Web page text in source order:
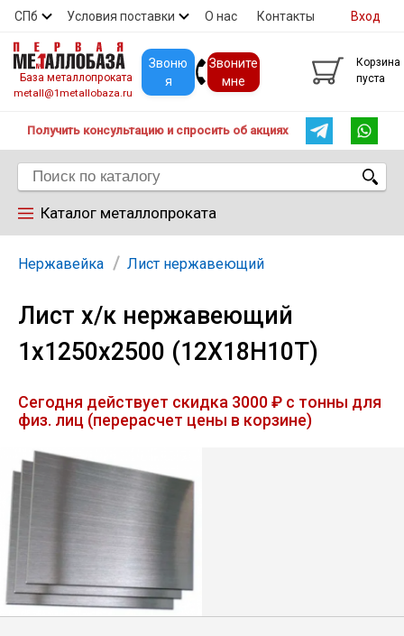
СПб Условия поставки О нас Контакты
Скидки Прайс Покупателям
Вход
База металлопроката
metall@1metallobaza.ru
Звоню
я
Звоните
мне
Корзина
пуста
Получить консультацию и спросить об акциях
Каталог металлопроката
Арматура
Труба профильная
Лист
Уголок
Швеллер
Нержавейка Лист нержавеющий
Лист х/к нержавеющий
1х1250х2500 (12Х18Н10Т)
Сегодня действует скидка 3000 ₽ с тонны для
физ. лиц (перерасчет цены в корзине)